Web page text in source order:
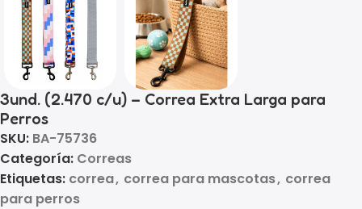
3und. (2.470 c/u) – Correa Extra Larga para
Perros
SKU: BA-75736
Categoría: Correas
Etiquetas: correa, correa para mascotas, correa
para perros